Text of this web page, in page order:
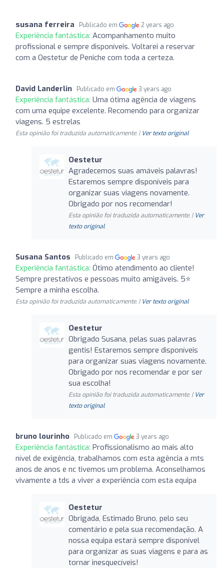
susana ferreira Publicado em 2 years ago
Experiência fantástica: Acompanhamento muito
profissional e sempre disponíveis. Voltarei a reservar
com a Oestetur de Peniche com toda a certeza.
David Landerlin Publicado em 3 years ago
Experiência fantástica: Uma ótima agência de viagens
com uma equipe excelente. Recomendo para organizar
viagens. 5 estrelas
Esta opinião foi traduzida automaticamente. | Ver texto original
Oestetur
Agradecemos suas amáveis palavras!
Estaremos sempre disponíveis para
organizar suas viagens novamente.
Obrigado por nos recomendar!
Esta opinião foi traduzida automaticamente. | Ver
texto original
Susana Santos Publicado em 3 years ago
Experiência fantástica: Ótimo atendimento ao cliente!
Sempre prestativos e pessoas muito amigáveis. 5⭐
Sempre a minha escolha.
Esta opinião foi traduzida automaticamente. | Ver texto original
Oestetur
Obrigado Susana, pelas suas palavras
gentis! Estaremos sempre disponíveis
para organizar suas viagens novamente.
Obrigado por nos recomendar e por ser
sua escolha!
Esta opinião foi traduzida automaticamente. | Ver
texto original
bruno lourinho Publicado em 3 years ago
Experiência fantástica: Profissionalismo ao mais alto
nível de exigência, trabalhamos com esta agência a mts
anos de anos e nc tivemos um problema. Aconselhamos
vivamente a tds a viver a experiência com esta equipa
Oestetur
Obrigada, Estimado Bruno, pelo seu
comentário e pela sua recomendação. A
nossa equipa estará sempre disponível
para organizar as suas viagens e para as
tornar inesquecíveis!